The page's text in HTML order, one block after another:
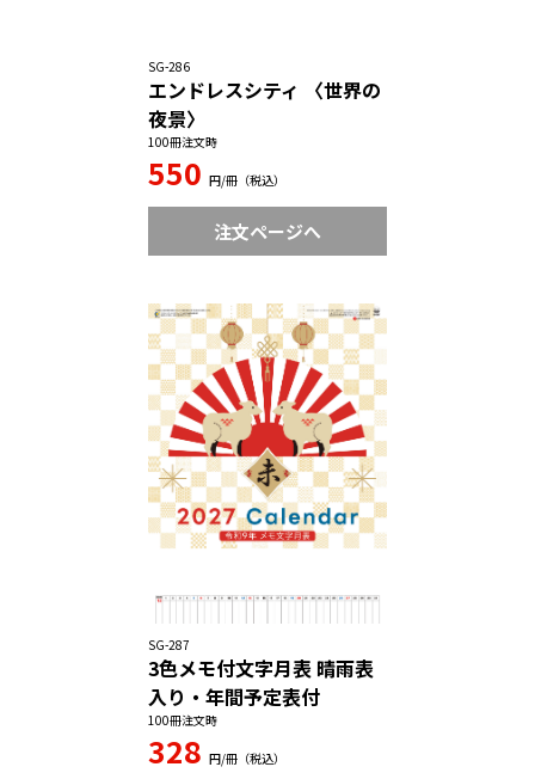
SG-286
エンドレスシティ 〈世界の
夜景〉
100冊注文時
550 円/冊（税込）
注文ページへ
SG-287
3色メモ付文字月表 晴雨表
入り・年間予定表付
100冊注文時
328 円/冊（税込）